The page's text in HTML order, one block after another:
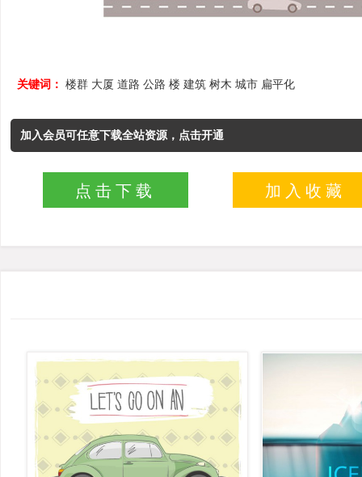
关键词： 楼群 大厦 道路 公路 楼 建筑 树木 城市 扁平化
加入会员可任意下载全站资源，点击开通
点击下载 加入收藏